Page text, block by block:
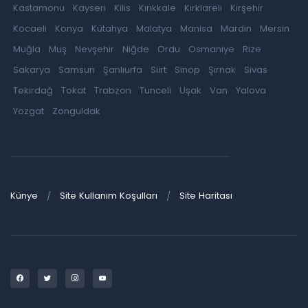
Kastamonu
Kayseri Kilis Kırıkkale Kırklareli
Kırşehir
Kocaeli
Konya Kütahya Malatya Manisa Mardin
Mersin
Muğla
Muş Nevşehir Niğde Ordu Osmaniye
Rize
Sakarya
Samsun Şanlıurfa Siirt Sinop Şırnak
Sivas
Tekirdağ
Tokat Trabzon Tunceli Uşak Van
Yalova
Yozgat
Zonguldak
Künye Site Kullanım Koşulları Site Haritası